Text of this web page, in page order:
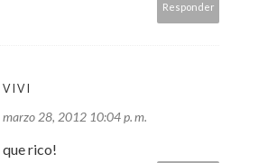
Responder
VIVI
marzo 28, 2012 10:04 p. m.
que rico!